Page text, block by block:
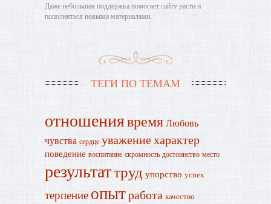
Даже небольшая поддержка помогает сайту расти и
пополняться новыми материалами.
ТЕГИ ПО ТЕМАМ
отношениявремяЛюбовь
чувства сердце уважениехарактер
поведение воспитание скромность достоинство место
результаттруд упорство успех
терпение опытработа качество